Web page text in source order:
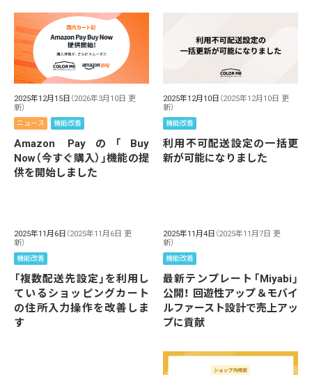
2025年12月15日 （2026年3月10日 更
新）
ニュース 機能改善
Amazon Payの「Buy
Now（今すぐ購入）」機能の提
供を開始しました
2025年12月10日 （2025年12月10日 更
新）
機能改善
利用不可配送設定の一括更
新が可能になりました
2025年11月6日 （2025年11月6日 更
新）
機能改善
「複数配送先設定」を利用し
ているショッピングカート
の住所入力操作を改善しま
す
2025年11月4日 （2025年11月7日 更
新）
機能改善
最新テンプレート「Miyabi」
公開！ 回遊性アップ＆モバイ
ルファースト設計で売上アッ
プに貢献